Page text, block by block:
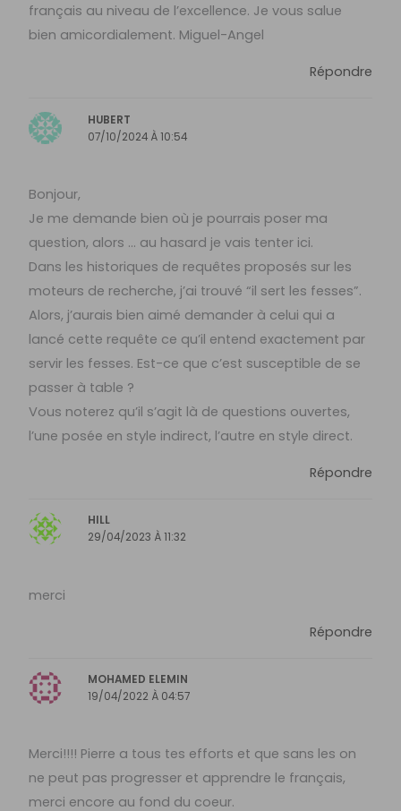
français au niveau de l’excellence. Je vous salue
bien amicordialement. Miguel-Angel
Répondre
HUBERT
07/10/2024 À 10:54
Bonjour,
Je me demande bien où je pourrais poser ma
question, alors … au hasard je vais tenter ici.
Dans les historiques de requêtes proposés sur les
moteurs de recherche, j’ai trouvé “il sert les fesses”.
Alors, j’aurais bien aimé demander à celui qui a
lancé cette requête ce qu’il entend exactement par
servir les fesses. Est-ce que c’est susceptible de se
passer à table ?
Vous noterez qu’il s’agit là de questions ouvertes,
l’une posée en style indirect, l’autre en style direct.
Répondre
HILL
29/04/2023 À 11:32
merci
Répondre
MOHAMED ELEMIN
19/04/2022 À 04:57
Merci!!!! Pierre a tous tes efforts et que sans les on
ne peut pas progresser et apprendre le français,
merci encore au fond du coeur.